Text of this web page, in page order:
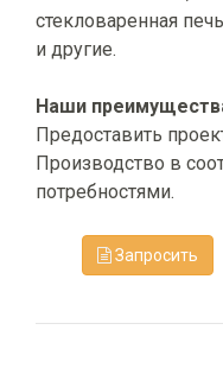
стекловаренная
и другие.
Наши
Предоставить
Производство в
потребностями.
Запросить